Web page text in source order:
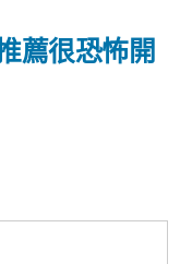
薦很恐怖開